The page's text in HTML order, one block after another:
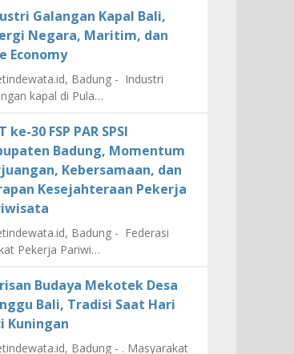
Galangan Kapal Bali,
Negara, Maritim, dan
Economy
Badung - Industri
kapal di Pula…
ke-30 FSP PAR SPSI
Badung, Momentum
Kebersamaan, dan
Kesejahteraan Pekerja
Badung - Federasi
Pekerja Pariwi…
Budaya Mekotek Desa
Bali, Tradisi Saat Hari
Kuningan
Badung - . Masyarakat